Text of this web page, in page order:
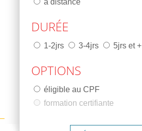
à distance
DURÉE
1-2jrs 3-4jrs 5jrs et +
OPTIONS
éligible au CPF
formation certifiante